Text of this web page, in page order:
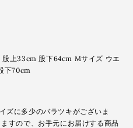
上33cm 股下64cm Mサイズ ウエ
下70cm
ズに多少のバラツキがございま
すので、お手元にお届けする商品